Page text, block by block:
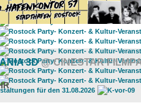
3D@ CINESTAR